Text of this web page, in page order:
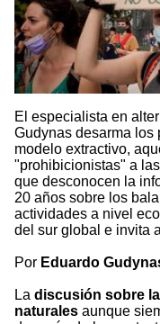
El especialista en
Gudynas desarma los
modelo extractivo,
"prohibicionistas" a
que desconocen la
20 años sobre los
actividades a nivel
del sur global e invita
Por Eduardo
La discusión sobre
naturales aunque